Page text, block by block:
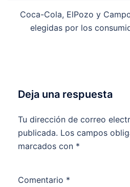
Coca-Cola, ElPozo y
elegidas por los
Deja una respuesta
Tu dirección de correo
publicada. Los campos
marcados con *
Comentario *